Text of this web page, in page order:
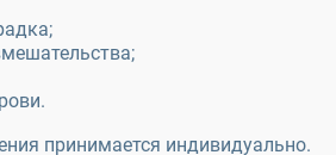
принимается индивидуально.